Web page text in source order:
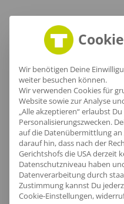
In den
Produktinfo
Artikel-Nr.:RG6000
Geschlecht:Herren
Armlänge:Langarm
Wir benötigen Deine
weiter besuchen können.
Wir verwenden Cookies für
Website sowie zur Analyse
„Alle akzeptieren“ erlaubst
Personalisierungszwecken.
auf die Datenübermittlung an
darauf hin, dass nach der
Gerichtshofs die USA derzeit
Datenschutzniveau haben
Datenverarbeitung durch
Zustimmung kannst Du
Cookie-Einstellungen,